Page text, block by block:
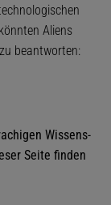
Aliens
beantworten:
Wissens-
Seite finden